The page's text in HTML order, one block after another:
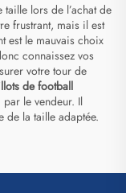
lors de l’achat de
frustrant, mais il est
est le mauvais choix
connaissez vos
votre tour de
de football
le vendeur. Il
de la taille adaptée.